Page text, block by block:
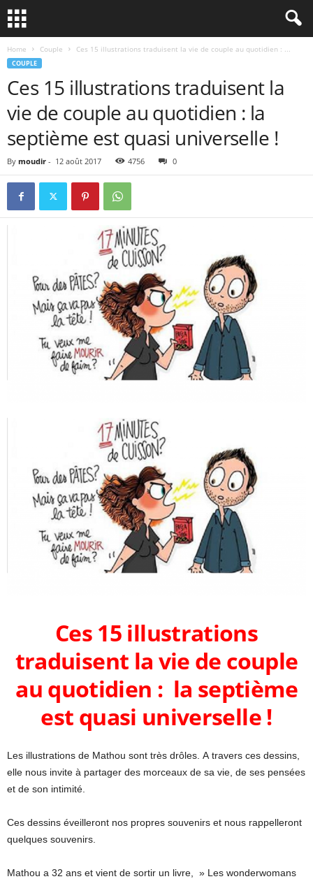
Home Couple Ces 15 illustrations traduisent la vie de couple au quotidien : ...
COUPLE
Ces 15 illustrations traduisent la
vie de couple au quotidien : la
septième est quasi universelle !
By moudir - 12 août 2017 4756 0
Ces 15 illustrations
traduisent la vie de couple
au quotidien : la septième
est quasi universelle !
Les illustrations de Mathou sont très drôles. A travers ces dessins,
elle nous invite à partager des morceaux de sa vie, de ses pensées
et de son intimité.
Ces dessins éveilleront nos propres souvenirs et nous rappelleront
quelques souvenirs.
Mathou a 32 ans et vient de sortir un livre, » Les wonderwomans